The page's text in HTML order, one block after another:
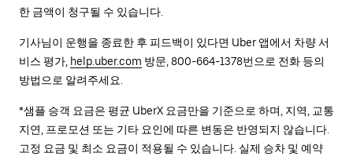
한 금액이 청구될 수 있습니다.
기사님이 운행을 종료한 후 피드백이 있다면 Uber 앱에서 차량 서
비스 평가, help.uber.com 방문, 800-664-1378번으로 전화 등의
방법으로 알려주세요.
*샘플 승객 요금은 평균 UberX 요금만을 기준으로 하며, 지역, 교통
지연, 프로모션 또는 기타 요인에 따른 변동은 반영되지 않습니다.
고정 요금 및 최소 요금이 적용될 수 있습니다. 실제 승차 및 예약